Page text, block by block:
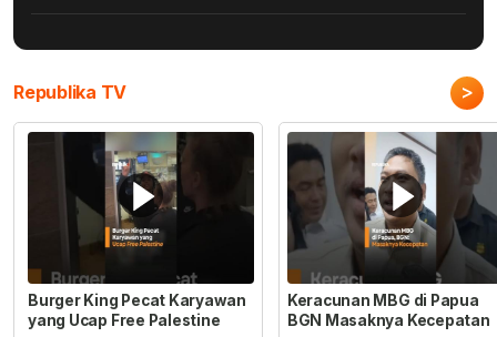
Republika TV >
Burger King Pecat Karyawan
yang Ucap Free Palestine
Keracunan MBG di Papua
BGN Masaknya Kecepatan